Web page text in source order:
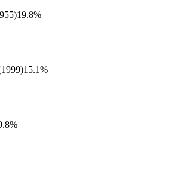
)19.8%
1999)15.1%